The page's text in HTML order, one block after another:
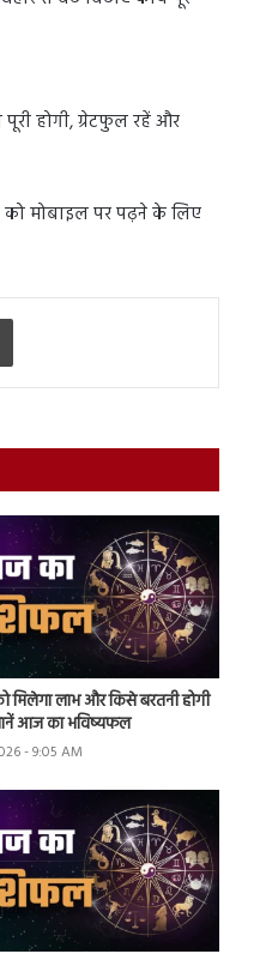
होगी, ग्रेटफुल रहें और
को मोबाइल पर पढ़ने के लिए
Print
मिलेगा लाभ और किसे बरतनी होगी
आज का भविष्यफल
- 9:05 AM